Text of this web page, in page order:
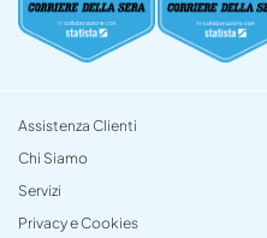
Assistenza Clienti
Chi Siamo
Servizi
Privacy e Cookies